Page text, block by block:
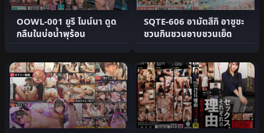
OOWL-001 ยูริ ไมน์นา ดูด
กลืนในบ่อน้ำพุร้อน
SQTE-606 อามัตสึกิ อาซูซะ
ชวนกินชวนอาบชวนเย็ด